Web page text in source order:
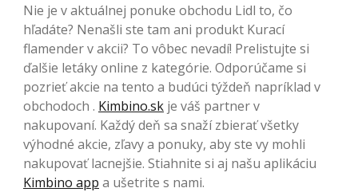
Nie je v aktuálnej ponuke obchodu Lidl to, čo
hľadáte? Nenašli ste tam ani produkt Kurací
flamender v akcii? To vôbec nevadí! Prelistujte si
ďalšie letáky online z kategórie. Odporúčame si
pozrieť akcie na tento a budúci týždeň napríklad v
obchodoch . Kimbino.sk je váš partner v
nakupovaní. Každý deň sa snaží zbierať všetky
výhodné akcie, zľavy a ponuky, aby ste vy mohli
nakupovať lacnejšie. Stiahnite si aj našu aplikáciu
Kimbino app a ušetrite s nami.